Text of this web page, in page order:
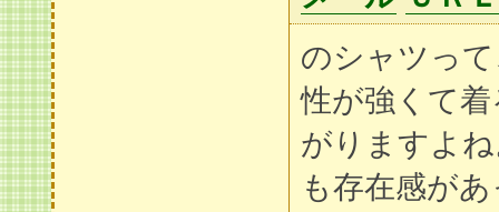
のシャツっ
性が強くて
がりますよ
も存在感が